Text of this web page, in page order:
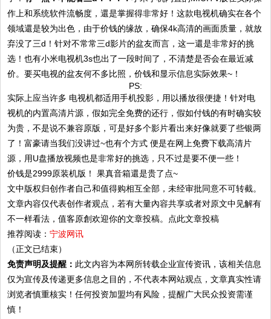
作上和系统软件流畅度，還是掌握得非常好！这款电视机确实在各个
领域還是较为出色，由于价钱的缘故，确保4k高清的画面质量，就放
弃没了三d！针对不常常三d影片的盆友而言，这一還是非常好的挑
选！也有小米电视机3s也出了一段时间了，不清楚是否会在最近减
价。要买电视的盆友何不多比照，价钱和显示信息实际效果~！
PS:
实际上应当许多 电视机都适用手机投影，用以播放很便捷！针对电
视机的内置高清片源，假如完全免费的还行，假如付钱的有时确实较
为贵，不是说不兼容原版，可是好多个影片看出来好像就要了些银两
了！富豪请当我们没讲过~也有个方式 便是在网上免费下载高清片
源，用U盘播放视频也是非常好的挑选，只不过是要不便一些！
价钱是2999原装机版！ 果真音箱還是贵了点~
文中版权归创作者自己和值得购相互全部，未经审批同意不可转截。
文章内容仅代表创作者观点，若有大量內容共享或者对原文中见解有
不一样看法，值客原創欢迎你的文章投稿。点此文章投稿
推荐阅读：宁波网讯
（正文已结束）
免责声明及提醒： 此文内容为本网所转载企业宣传资讯，该相关信息
仅为宣传及传递更多信息之目的，不代表本网站观点，文章真实性请
浏览者慎重核实！任何投资加盟均有风险，提醒广大民众投资需谨
慎！